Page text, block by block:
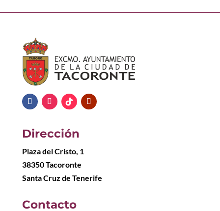
Dirección
Plaza del Cristo, 1
38350 Tacoronte
Santa Cruz de Tenerife
Contacto